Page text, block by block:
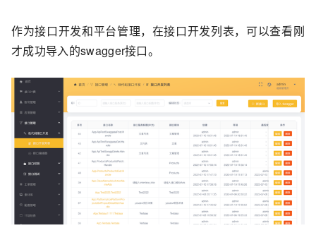
作为接口开发和平台管理，在接口开发列表，可以查看刚
才成功导入的swagger接口。